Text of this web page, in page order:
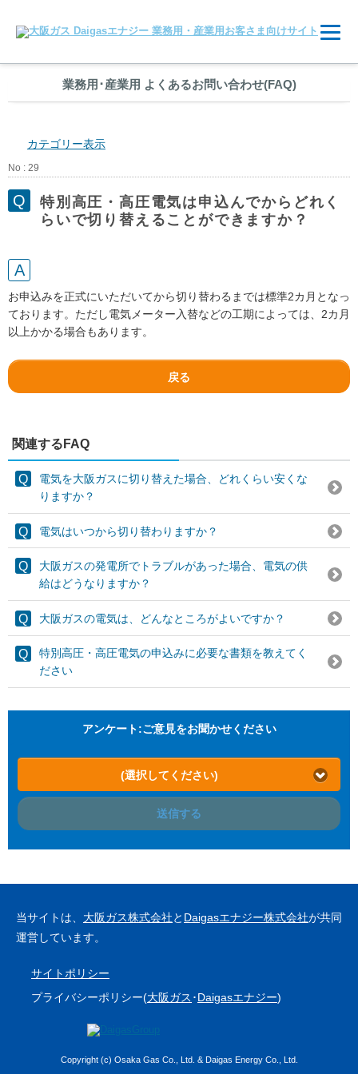
業務用 ･産業用 よくあるお問い合わせ(FAQ)
カテゴリー表示
No : 29
特別高圧・高圧電気は申込んでからどれく
らいで切り替えることができますか？
お申込みを正式にいただいてから切り替わるまでは標準2カ月となっ
ております。ただし電気メーター入替などの工期によっては、2カ月
以上かかる場合もあります。
戻る
関連するFAQ
電気を大阪ガスに切り替えた場合、どれくらい安くな
りますか？
電気はいつから切り替わりますか？
大阪ガスの発電所でトラブルがあった場合、電気の供
給はどうなりますか？
大阪ガスの電気は、どんなところがよいですか？
特別高圧・高圧電気の申込みに必要な書類を教えてく
ださい
アンケート:ご意見をお聞かせください
(選択してください)
送信する
当サイトは、 大阪ガス株式会社と Daigasエナジー株式会社が共同
運営しています。
サイトポリシー
プライバシーポリシー(大阪ガス ･Daigasエナジー)
Copyright (c) Osaka Gas Co., Ltd. & Daigas Energy Co., Ltd.